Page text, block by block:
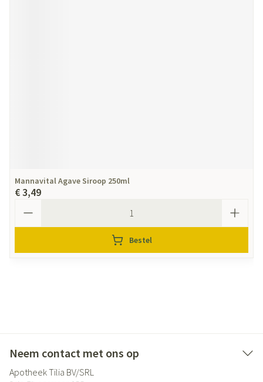
Mannavital Agave Siroop 250ml
€ 3,49
Bestel
Neem contact met ons op
Apotheek Tilia BV/SRL